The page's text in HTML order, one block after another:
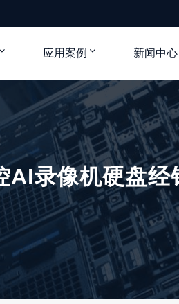
应用案例 新闻中心
AI录像机硬盘经